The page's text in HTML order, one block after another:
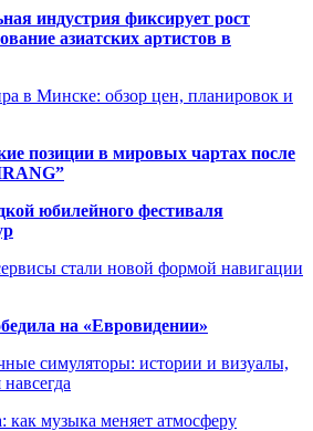
индустрия фиксирует рост
азиатских артистов в
в Минске: обзор цен, планировок и
позиции в мировых чартах после
юбилейного фестиваля
стали новой формой навигации
на «Евровидении»
симуляторы: истории и визуалы,
как музыка меняет атмосферу